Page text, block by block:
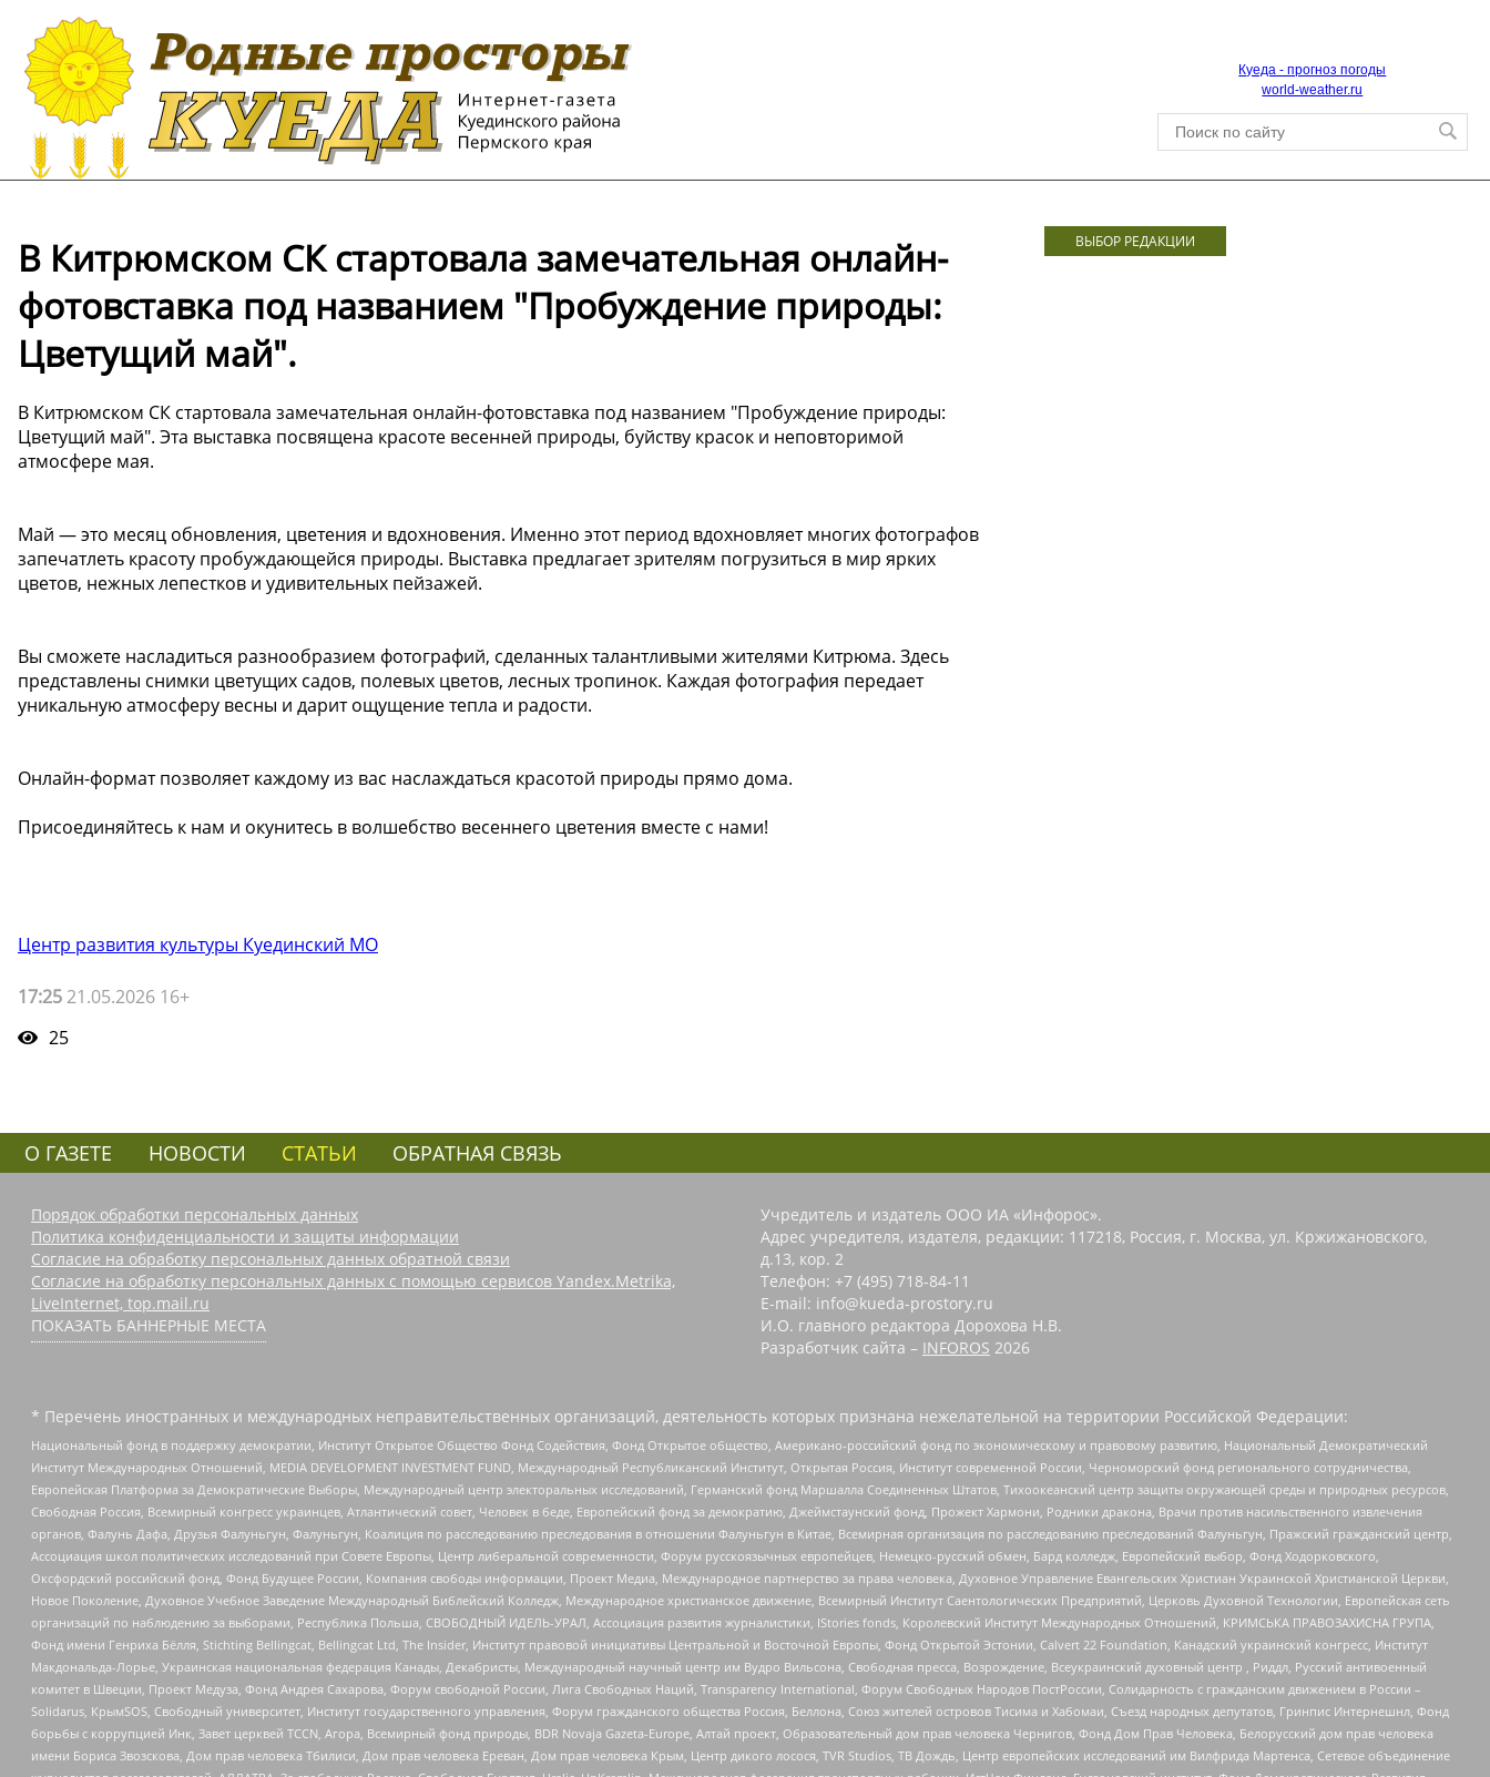
Куеда - прогноз погоды
world-weather.ru
В Китрюмском СК стартовала замечательная онлайн-
фотовставка под названием "Пробуждение природы:
Цветущий май".
В Китрюмском СК стартовала замечательная онлайн-фотовставка под названием "Пробуждение природы:
Цветущий май". Эта выставка посвящена красоте весенней природы, буйству красок и неповторимой
атмосфере мая.
Май — это месяц обновления, цветения и вдохновения. Именно этот период вдохновляет многих фотографов
запечатлеть красоту пробуждающейся природы. Выставка предлагает зрителям погрузиться в мир ярких
цветов, нежных лепестков и удивительных пейзажей.
Вы сможете насладиться разнообразием фотографий, сделанных талантливыми жителями Китрюма. Здесь
представлены снимки цветущих садов, полевых цветов, лесных тропинок. Каждая фотография передает
уникальную атмосферу весны и дарит ощущение тепла и радости.
Онлайн-формат позволяет каждому из вас наслаждаться красотой природы прямо дома.
Присоединяйтесь к нам и окунитесь в волшебство весеннего цветения вместе с нами!
Центр развития культуры Куединский МО
17:25 21.05.2026 16+
25
ВЫБОР РЕДАКЦИИ
О ГАЗЕТЕ НОВОСТИ СТАТЬИ ОБРАТНАЯ СВЯЗЬ
Порядок обработки персональных данных
Политика конфиденциальности и защиты информации
Согласие на обработку персональных данных обратной связи
Согласие на обработку персональных данных с помощью сервисов Yandex.Metrika,
LiveInternet, top.mail.ru
ПОКАЗАТЬ БАННЕРНЫЕ МЕСТА
Учредитель и издатель ООО ИА «Инфорос».
Адрес учредителя, издателя, редакции: 117218, Россия, г. Москва, ул. Кржижановского,
д.13, кор. 2
Телефон: +7 (495) 718-84-11
E-mail: info@kueda-prostory.ru
И.О. главного редактора Дорохова Н.В.
Разработчик сайта – INFOROS 2026
* Перечень иностранных и международных неправительственных организаций, деятельность которых признана нежелательной на территории Российской Федерации:
Национальный фонд в поддержку демократии, Институт Открытое Общество Фонд Содействия, Фонд Открытое общество, Американо-российский фонд по экономическому и правовому развитию, Национальный Демократический
Институт Международных Отношений, MEDIA DEVELOPMENT INVESTMENT FUND, Международный Республиканский Институт, Открытая Россия, Институт современной России, Черноморский фонд регионального сотрудничества,
Европейская Платформа за Демократические Выборы, Международный центр электоральных исследований, Германский фонд Маршалла Соединенных Штатов, Тихоокеанский центр защиты окружающей среды и природных ресурсов,
Свободная Россия, Всемирный конгресс украинцев, Атлантический совет, Человек в беде, Европейский фонд за демократию, Джеймстаунский фонд, Прожект Хармони, Родники дракона, Врачи против насильственного извлечения
органов, Фалунь Дафа, Друзья Фалуньгун, Фалуньгун, Коалиция по расследованию преследования в отношении Фалуньгун в Китае, Всемирная организация по расследованию преследований Фалуньгун, Пражский гражданский центр,
Ассоциация школ политических исследований при Совете Европы, Центр либеральной современности, Форум русскоязычных европейцев, Немецко-русский обмен, Бард колледж, Европейский выбор, Фонд Ходорковского,
Оксфордский российский фонд, Фонд Будущее России, Компания свободы информации, Проект Медиа, Международное партнерство за права человека, Духовное Управление Евангельских Христиан Украинской Христианской Церкви,
Новое Поколение, Духовное Учебное Заведение Международный Библейский Колледж, Международное христианское движение, Всемирный Институт Саентологических Предприятий, Церковь Духовной Технологии, Европейская сеть
организаций по наблюдению за выборами, Республика Польша, СВОБОДНЫЙ ИДЕЛЬ-УРАЛ, Ассоциация развития журналистики, IStories fonds, Королевский Институт Международных Отношений, КРИМСЬКА ПРАВОЗАХИСНА ГРУПА,
Фонд имени Генриха Бёлля, Stichting Bellingcat, Bellingcat Ltd, The Insider, Институт правовой инициативы Центральной и Восточной Европы, Фонд Открытой Эстонии, Calvert 22 Foundation, Канадский украинский конгресс, Институт
Макдональда-Лорье, Украинская национальная федерация Канады, Декабристы, Международный научный центр им Вудро Вильсона, Свободная пресса, Возрождение, Всеукраинский духовный центр , Риддл, Русский антивоенный
комитет в Швеции, Проект Медуза, Фонд Андрея Сахарова, Форум свободной России, Лига Свободных Наций, Transparеncy International, Форум Свободных Народов ПостРоссии, Солидарность с гражданским движением в России –
Solidarus, КрымSOS, Свободный университет, Институт государственного управления, Форум гражданского общества Россия, Беллона, Союз жителей островов Тисима и Хабомаи, Съезд народных депутатов, Гринпис Интернешнл, Фонд
борьбы с коррупцией Инк, Завет церквей TCCN, Агора, Всемирный фонд природы, BDR Novaja Gazeta-Europe, Алтай проект, Образовательный дом прав человека Чернигов, Фонд Дом Прав Человека, Белорусский дом прав человека
имени Бориса Звозскова, Дом прав человека Тбилиси, Дом прав человека Ереван, Дом прав человека Крым, Центр дикого лосося, TVR Studios, ТВ Дождь, Центр европейских исследований им Вилфрида Мартенса, Сетевое объединение